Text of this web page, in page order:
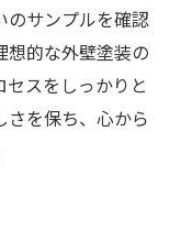
のサンプルを確認
想的な外壁塗装の
スをしっかりと
さを保ち、心から